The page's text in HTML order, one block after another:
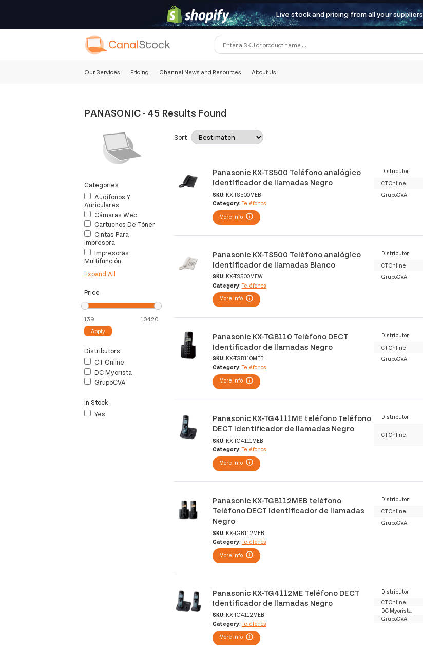
Live stock and pricing from all your suppliers
Our Services Pricing Channel News and Resources About Us
PANASONIC -45 Results Found
Categories
Audífonos Y
Auriculares
Cámaras Web
Cartuchos De Tóner
Cintas Para
Impresora
Impresoras
Multifunción
Expand All
Price
Apply
Distributors
CT Online
DC Myorista
GrupoCVA
In Stock
Yes
Sort
Panasonic KX-TS500 Teléfono analógico
Identificador de llamadas Negro
SKU: KX-TS500MEB
Category: Teléfonos
More Info
Distributor
CT Online
GrupoCVA
Panasonic KX-TS500 Teléfono analógico
Identificador de llamadas Blanco
SKU: KX-TS500MEW
Category: Teléfonos
More Info
Distributor
CT Online
GrupoCVA
Panasonic KX-TGB110 Teléfono DECT
Identificador de llamadas Negro
SKU: KX-TGB110MEB
Category: Teléfonos
More Info
Distributor
CT Online
GrupoCVA
Panasonic KX-TG4111ME teléfono Teléfono
DECT Identificador de llamadas Negro
SKU: KX-TG4111MEB
Category: Teléfonos
More Info
Distributor
CT Online
Panasonic KX-TGB112MEB teléfono
Teléfono DECT Identificador de llamadas
Negro
SKU: KX-TGB112MEB
Category: Teléfonos
More Info
Distributor
CT Online
GrupoCVA
Panasonic KX-TG4112ME Teléfono DECT
Identificador de llamadas Negro
SKU: KX-TG4112MEB
Category: Teléfonos
More Info
Distributor
CT Online
DC Myorista
GrupoCVA